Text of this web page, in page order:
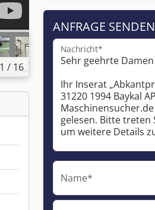
1 / 16
ANFRAGE SENDEN
Nachricht*
Name*